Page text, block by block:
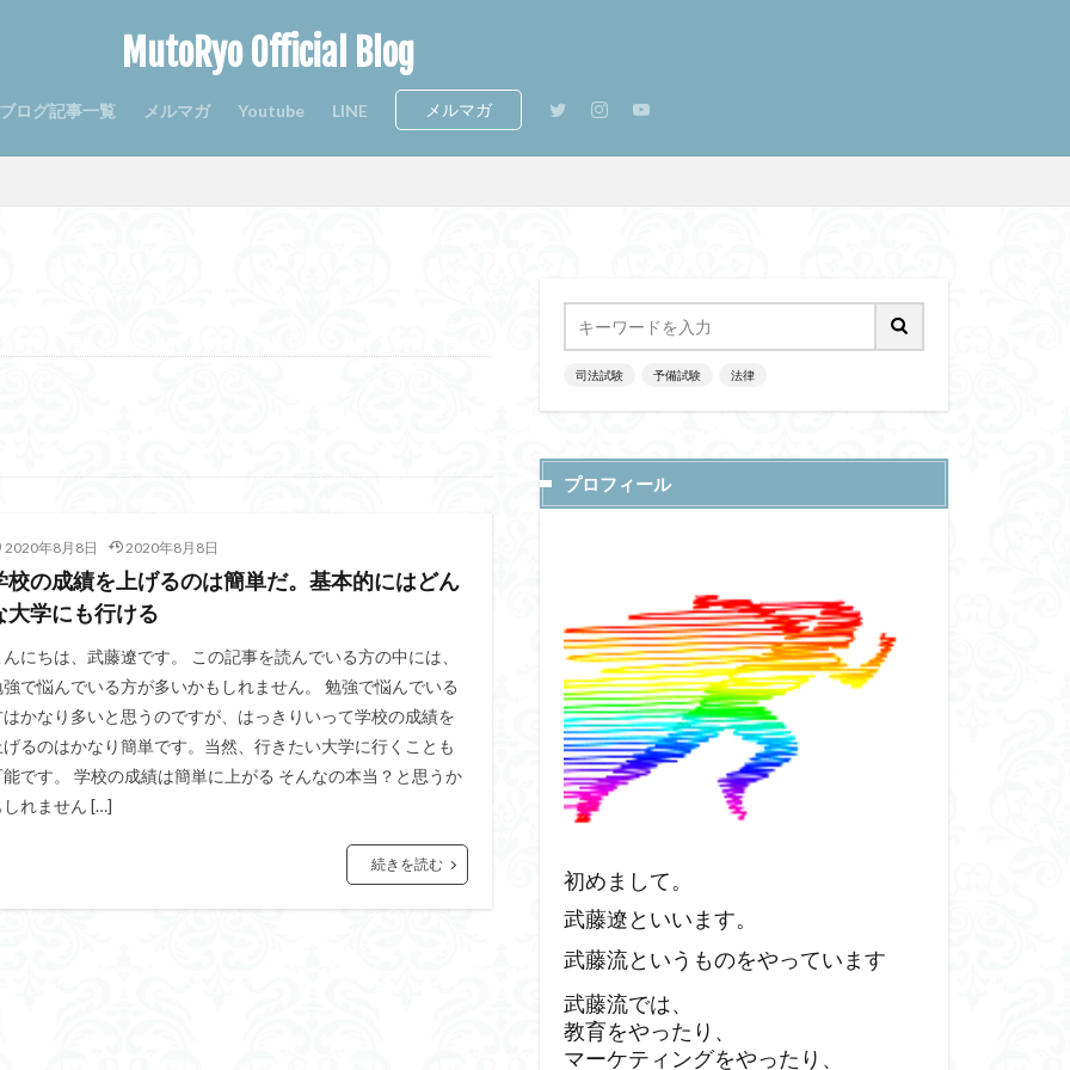
MutoRyo Official Blog
ログ記事一覧 メルマガ Youtube LINE メルマガ
2020年8月8日 2020年8月8日
校の成績を上げるのは簡単だ。基本的にはどん
大学にも行ける
にちは、武藤遼です。 この記事を読んでいる方の中には、
強で悩んでいる方が多いかもしれません。 勉強で悩んでいる
はかなり多いと思うのですが、はっきりいって学校の成績を
げるのはかなり簡単です。当然、行きたい大学に行くことも
能です。 学校の成績は簡単に上がる そんなの本当？と思うか
しれません […]
続きを読む
司法試験 予備試験 法律
プロフィール
初めまして。
武藤遼といいます。
武藤流というものをやっています
武藤流では、
教育をやったり、
マーケティングをやったり、